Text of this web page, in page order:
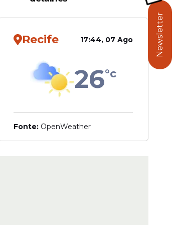
Recife 17:44, 07 Ago
26°c
Fonte: OpenWeather
Newsletter